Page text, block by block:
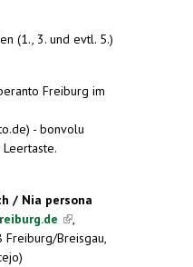
(1., 3. und evtl. 5.)
Freiburg im
- bonvolu
/ Nia persona
(link is
external)
,
Freiburg/Breisgau,